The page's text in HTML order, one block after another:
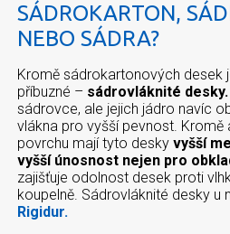
SÁDROKARTON,
NEBO SÁDRA?
Kromě sádrokartonových desek
příbuzné – sádrovláknité desky.
sádrovce, ale jejich jádro navíc
vlákna pro vyšší pevnost. Kromě
povrchu mají tyto desky vyšší
vyšší únosnost nejen pro
zajišťuje odolnost desek proti
koupelně. Sádrovláknité desky u
Rigidur.